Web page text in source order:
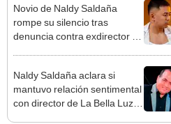
Novio de Naldy Saldaña
rompe su silencio tras
denuncia contra exdirector de
Naldy Saldaña aclara si
mantuvo relación sentimental
con director de La Bella Luz